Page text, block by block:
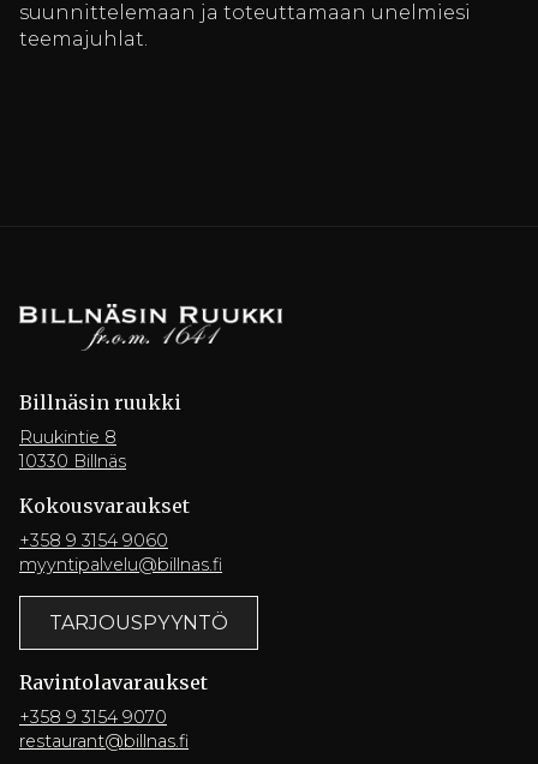
suunnittelemaan ja toteuttamaan unelmiesi
teemajuhlat.
Billnäsin ruukki
Ruukintie 8
10330 Billnäs
Kokousvaraukset
+358 9 3154 9060
myyntipalvelu@billnas.fi
TARJOUSPYYNTÖ
Ravintola­varaukset
+358 9 3154 9070
restaurant@billnas.fi